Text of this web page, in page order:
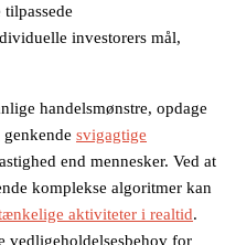
investorers mål,
handelsmønstre, opdage
svigagtige
end mennesker. Ved at
komplekse algoritmer kan
aktiviteter i realtid.
vedligeholdelsesbehov for